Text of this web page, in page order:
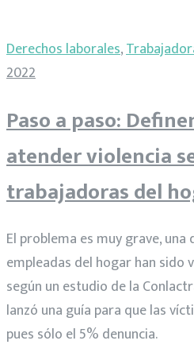
Derechos laborales,
2022
Paso a paso:
atender violencia
trabajadoras del
El problema es muy grave,
empleadas del hogar han sido
según un estudio de la
lanzó una guía para que las
pues sólo el 5% denuncia.